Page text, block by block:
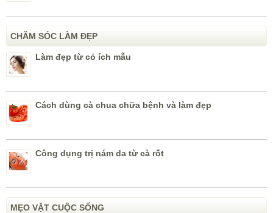
CHĂM SÓC LÀM ĐẸP
Làm đẹp từ cỏ ích mẫu
Cách dùng cà chua chữa bệnh và làm đẹp
Công dụng trị nám da từ cà rốt
MẸO VẶT CUỘC SỐNG